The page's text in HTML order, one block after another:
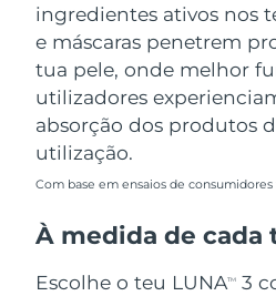
ingredientes ativos nos
e máscaras penetrem
tua pele, onde melhor
utilizadores
absorção dos produtos
utilização.
Com base em ensaios de
À medida de cada
Escolhe o teu LUNATM
3